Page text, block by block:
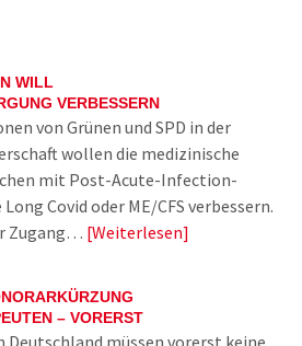
WILL
VERBESSERN
von Grünen und SPD in der
wollen die medizinische
mit Post-Acute-Infection-
Covid oder ME/CFS verbessern.
Zugang… Weiterlesen
– VORERST
müssen vorerst keine